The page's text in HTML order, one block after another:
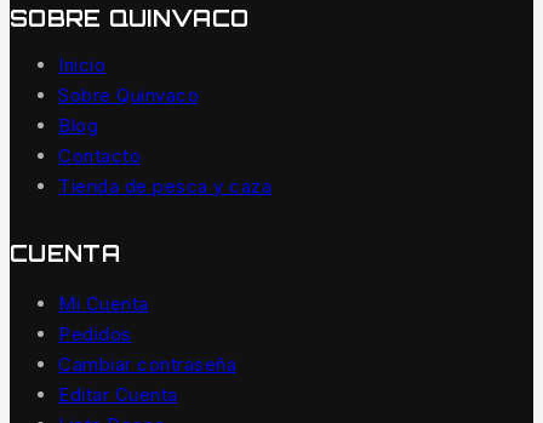
SOBRE QUINVACO
Inicio
Sobre Quinvaco
Blog
Contacto
Tienda de pesca y caza
CUENTA
Mi Cuenta
Pedidos
Cambiar contraseña
Editar Cuenta